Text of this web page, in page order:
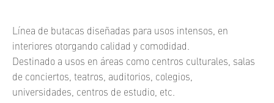
Línea de butacas diseñadas para usos intensos, en
interiores otorgando calidad y comodidad.
Destinado a usos en áreas como centros culturales, salas
de conciertos, teatros, auditorios, colegios,
universidades, centros de estudio, etc.